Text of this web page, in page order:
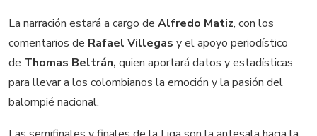
La narración estará a cargo de Alfredo Matiz, con los
comentarios de Rafael Villegas y el apoyo periodístico
de Thomas Beltrán, quien aportará datos y estadísticas
para llevar a los colombianos la emoción y la pasión del
balompié nacional.